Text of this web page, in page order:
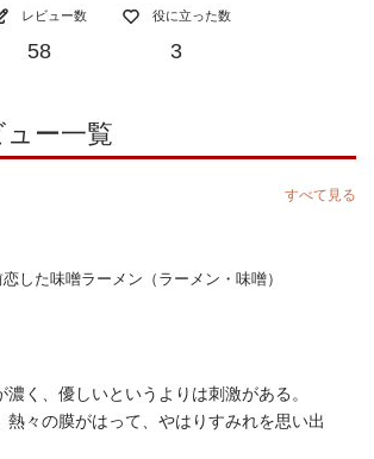
レビュー数
58
役に立った数
3
ー一覧
すべて見る
した味噌ラーメン（ラーメン・味噌）
く、優しいというよりは刺激がある。
熱々の膜がはって、やはりすみれを思い出